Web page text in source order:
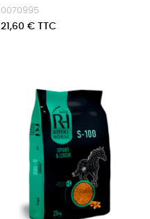
0070995
Prix
21,60 € TTC